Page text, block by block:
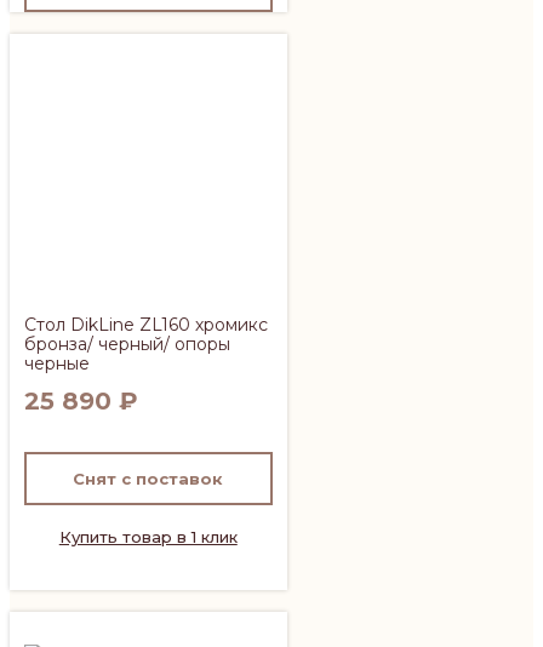
Стол DikLine ZL160 хромикс
бронза/ черный/ опоры
черные
25 890 ₽
Снят с поставок
Купить товар в 1 клик